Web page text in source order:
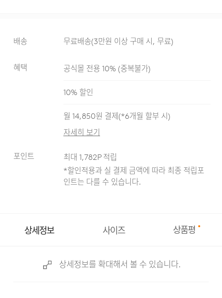
블랙
배송 무료배송(3만원 이상 구매 시, 무료)
혜택 공식몰 전용 10%(중복불가)
10% 할인
월 14,850원 결제(*6개월 할부 시)
자세히 보기
포인트 최대 1,782P 적립
*할인적용과 실 결제 금액에 따라 최종 적립포
인트는 다를 수 있습니다.
상세정보 사이즈 상품평
상세정보를 확대해서 볼 수 있습니다.